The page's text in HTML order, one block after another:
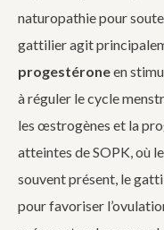
naturopathie pour
gattilier agit
progestéroneen
à réguler le cycle
les œstrogènes et la
atteintes de SOPK, où
souvent présent, le
pour favoriser